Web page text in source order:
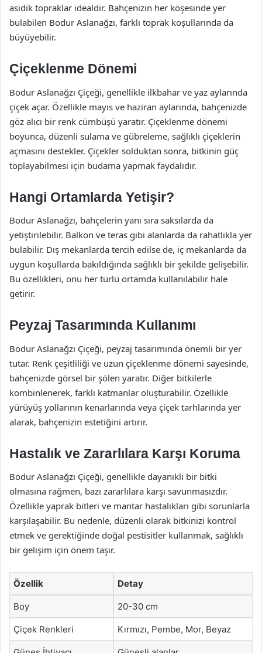
asidik topraklar idealdir. Bahçenizin her köşesinde yer
bulabilen Bodur Aslanağzı, farklı toprak koşullarında da
büyüyebilir.
Çiçeklenme Dönemi
Bodur Aslanağzı Çiçeği, genellikle ilkbahar ve yaz aylarında
çiçek açar. Özellikle mayıs ve haziran aylarında, bahçenizde
göz alıcı bir renk cümbüşü yaratır. Çiçeklenme dönemi
boyunca, düzenli sulama ve gübreleme, sağlıklı çiçeklerin
açmasını destekler. Çiçekler solduktan sonra, bitkinin güç
toplayabilmesi için budama yapmak faydalıdır.
Hangi Ortamlarda Yetişir?
Bodur Aslanağzı, bahçelerin yanı sıra saksılarda da
yetiştirilebilir. Balkon ve teras gibi alanlarda da rahatlıkla yer
bulabilir. Dış mekanlarda tercih edilse de, iç mekanlarda da
uygun koşullarda bakıldığında sağlıklı bir şekilde gelişebilir.
Bu özellikleri, onu her türlü ortamda kullanılabilir hale
getirir.
Peyzaj Tasarımında Kullanımı
Bodur Aslanağzı Çiçeği, peyzaj tasarımında önemli bir yer
tutar. Renk çeşitliliği ve uzun çiçeklenme dönemi sayesinde,
bahçenizde görsel bir şölen yaratır. Diğer bitkilerle
kombinlenerek, farklı katmanlar oluşturabilir. Özellikle
yürüyüş yollarının kenarlarında veya çiçek tarhlarında yer
alarak, bahçenizin estetiğini artırır.
Hastalık ve Zararlılara Karşı Koruma
Bodur Aslanağzı Çiçeği, genellikle dayanıklı bir bitki
olmasına rağmen, bazı zararlılara karşı savunmasızdır.
Özellikle yaprak bitleri ve mantar hastalıkları gibi sorunlarla
karşılaşabilir. Bu nedenle, düzenli olarak bitkinizi kontrol
etmek ve gerektiğinde doğal pestisitler kullanmak, sağlıklı
bir gelişim için önem taşır.
Özellik Detay
Boy 20-30 cm
Çiçek Renkleri Kırmızı, Pembe, Mor, Beyaz